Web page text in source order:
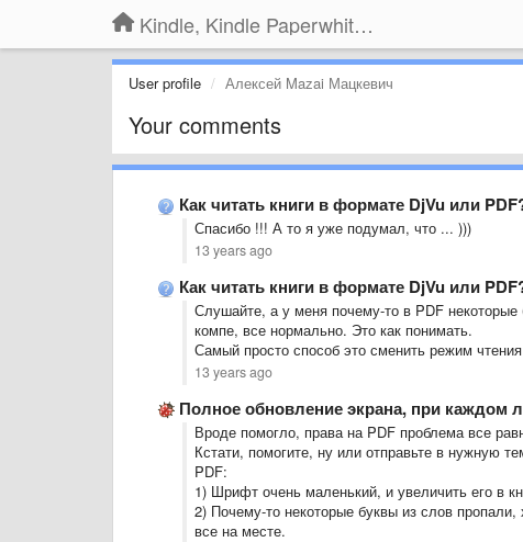
Kindle, Kindle Paperwhite, Kindle Voyage
User profile Алексей Mazai Мацкевич
Your comments
Как читать книги в формате DjVu или
Спасибо !!! А то я уже подумал, что ... )))
13 years ago
Как читать книги в формате DjVu или
Слушайте, а у меня почему-то в PDF
компе, все нормально. Это как понимать.
Самый просто способ это сменить режим
13 years ago
Полное обновление экрана, при каждом
Вроде помогло, права на PDF проблема все
Кстати, помогите, ну или отправьте в нужную
PDF:
1) Шрифт очень маленький, и увеличить его в
2) Почему-то некоторые буквы из слов
все на месте.